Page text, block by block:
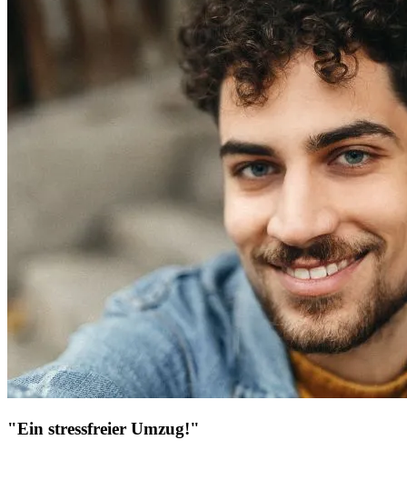
"Ein stressfreier Umzug!"